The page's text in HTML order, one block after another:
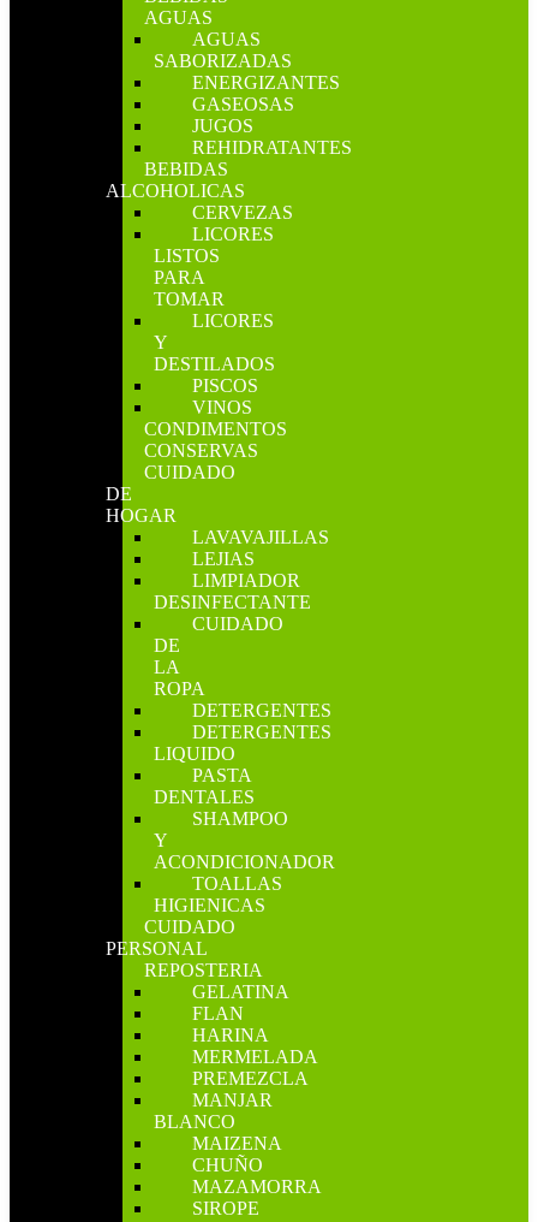
AGUAS
AGUAS
SABORIZADAS
ENERGIZANTES
GASEOSAS
JUGOS
REHIDRATANTES
BEBIDAS
ALCOHOLICAS
CERVEZAS
LICORES
LISTOS
PARA
TOMAR
LICORES
Y
DESTILADOS
PISCOS
VINOS
CONDIMENTOS
CONSERVAS
CUIDADO
DE
HOGAR
LAVAVAJILLAS
LEJIAS
LIMPIADOR
DESINFECTANTE
CUIDADO
DE
LA
ROPA
DETERGENTES
DETERGENTES
LIQUIDO
PASTA
DENTALES
SHAMPOO
Y
ACONDICIONADOR
TOALLAS
HIGIENICAS
CUIDADO
PERSONAL
REPOSTERIA
GELATINA
FLAN
HARINA
MERMELADA
PREMEZCLA
MANJAR
BLANCO
MAIZENA
CHUÑO
MAZAMORRA
SIROPE